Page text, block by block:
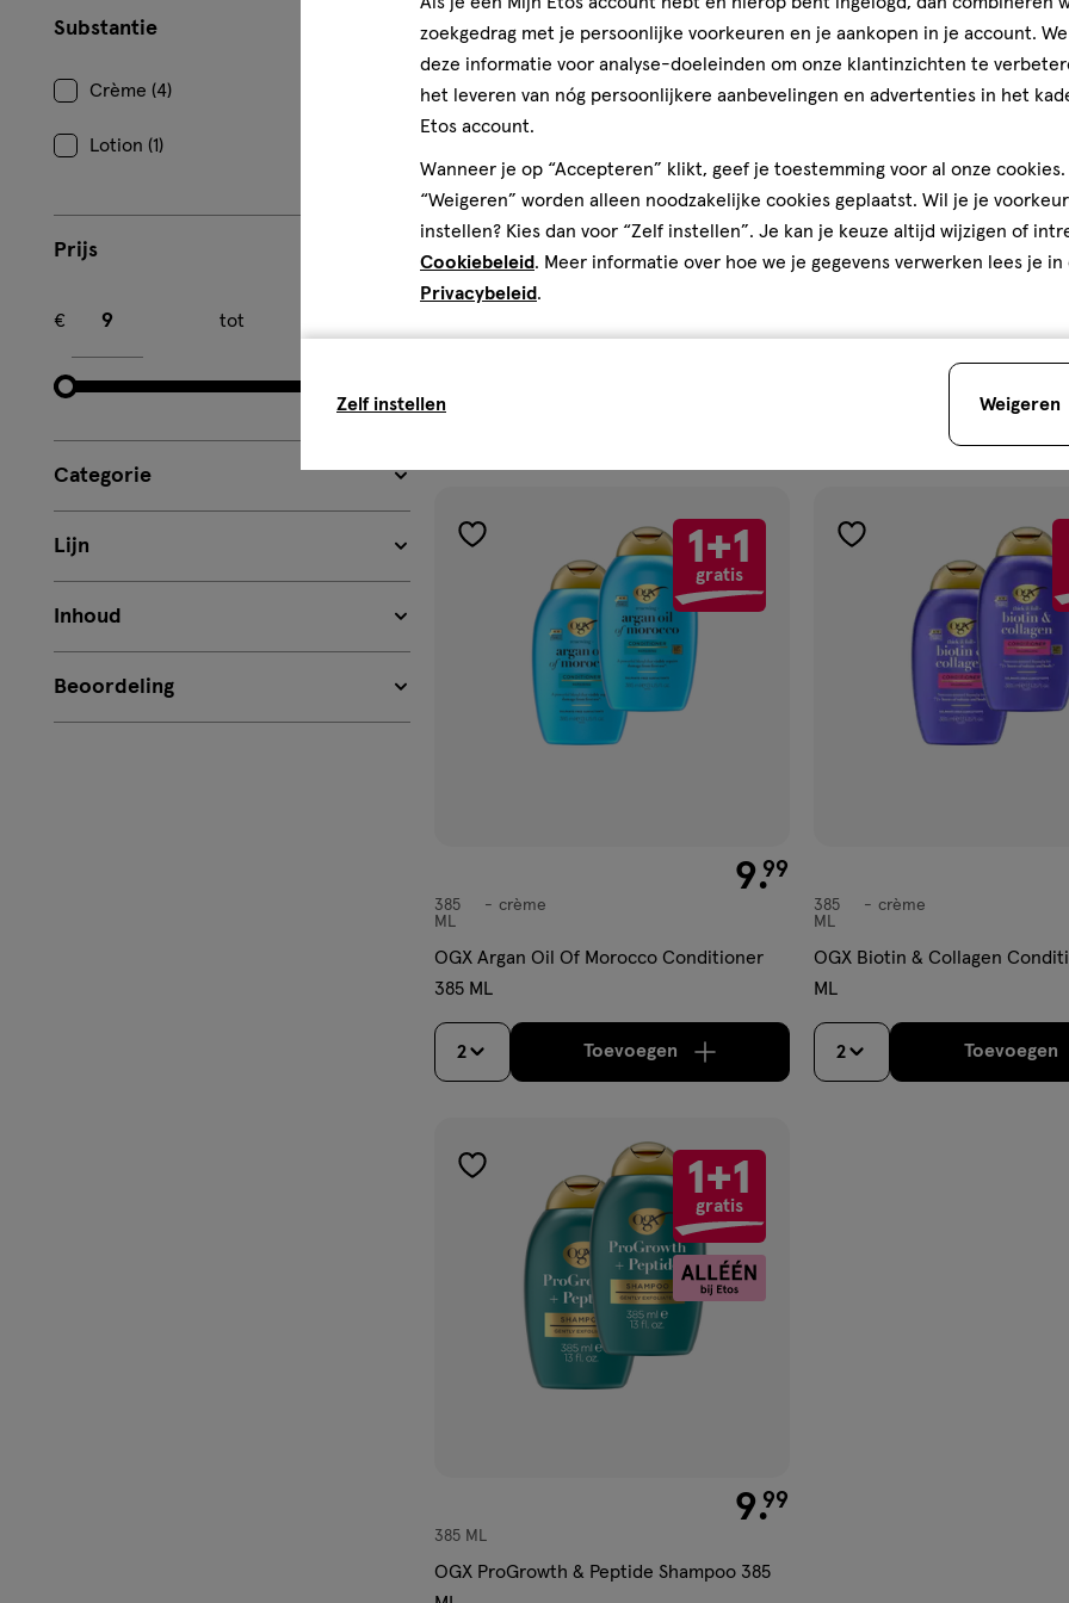
Substantie
Crème (4)
Lotion (1)
Prijs
€
tot
Categorie
Lijn
Inhoud
Beoordeling
€ 11.99
11.
99
300 ML
Er
Toevoegen
1+1
gratis
toevoegen
verlanglijst
€ 9.99
9.99
crème
385
ML
crème
OGX Argan Oil Of Morocco Conditioner
385 ML
2 Toevoegenverhoog aantal met één, Bijna uitverkocht!Er
toevoegen
verlanglijst
crème
385
ML
crème
OGX Biotin & Collagen
ML
2 Toevoegen
1+1
gratis
toevoegen
verlanglijst
€ 9.99
9.99
385 ML
OGX ProGrowth & Peptide Shampoo 385
zoekgedrag met je persoonlijke voorkeuren en je aankopen in je account.
deze informatie voor analyse-doeleinden om onze klantinzichten te
het leveren van nóg persoonlijkere aanbevelingen en advertenties in het
Etos account.
Wanneer je op “Accepteren” klikt, geef je toestemming voor al onze cookies.
“Weigeren” worden alleen noodzakelijke cookies geplaatst. Wil je je
instellen? Kies dan voor “Zelf instellen”. Je kan je keuze altijd wijzigen of
Cookiebeleid. Meer informatie over hoe we je gegevens verwerken lees je in
Privacybeleid.
Zelf instellen Weigeren